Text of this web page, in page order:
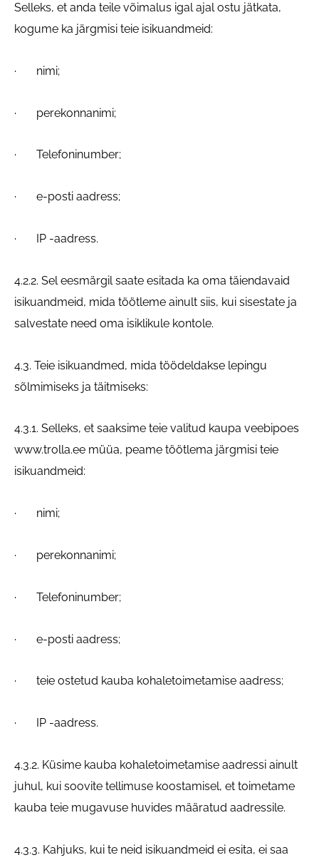
Selleks, et anda teile võimalus igal ajal ostu jätkata,
kogume ka järgmisi teie isikuandmeid:
· nimi;
· perekonnanimi;
· Telefoninumber;
· e-posti aadress;
· IP -aadress.
4.2.2. Sel eesmärgil saate esitada ka oma täiendavaid
isikuandmeid, mida töötleme ainult siis, kui sisestate ja
salvestate need oma isiklikule kontole.
4.3. Teie isikuandmed, mida töödeldakse lepingu
sõlmimiseks ja täitmiseks:
4.3.1. Selleks, et saaksime teie valitud kaupa veebipoes
www.trolla.ee müüa, peame töötlema järgmisi teie
isikuandmeid:
· nimi;
· perekonnanimi;
· Telefoninumber;
· e-posti aadress;
· teie ostetud kauba kohaletoimetamise aadress;
· IP -aadress.
4.3.2. Küsime kauba kohaletoimetamise aadressi ainult
juhul, kui soovite tellimuse koostamisel, et toimetame
kauba teie mugavuse huvides määratud aadressile.
4.3.3. Kahjuks, kui te neid isikuandmeid ei esita, ei saa